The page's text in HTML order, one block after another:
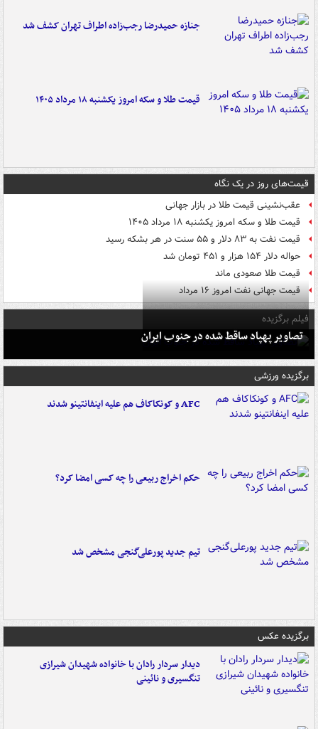
جنازه حمیدرضا رجب‌زاده اطراف تهران کشف شد
قیمت طلا و سکه امروز یکشنبه ۱۸ مرداد ۱۴۰۵
قیمت‌های روز در یک نگاه
عقب‌نشینی قیمت طلا در بازار جهانی
قیمت طلا و سکه امروز یکشنبه ۱۸ مرداد ۱۴۰۵
قیمت نفت به ۸۳ دلار و ۵۵ سنت در هر بشکه رسید
حواله دلار ۱۵۴ هزار و ۴۵۱ تومان شد
قیمت طلا صعودی ماند
قیمت جهانی نفت امروز ۱۶ مرداد
فیلم برگزیده
تصاویر پهپاد ساقط شده در جنوب ایران
برگزیده ورزشی
AFC و کونکاکاف هم علیه اینفانتینو شدند
حکم اخراج ربیعی را چه کسی امضا کرد؟
تیم جدید پورعلی‌گنجی مشخص شد
برگزیده عکس
دیدار سردار رادان با خانواده‌ شهیدان شیرازی
تنگسیری و نائینی